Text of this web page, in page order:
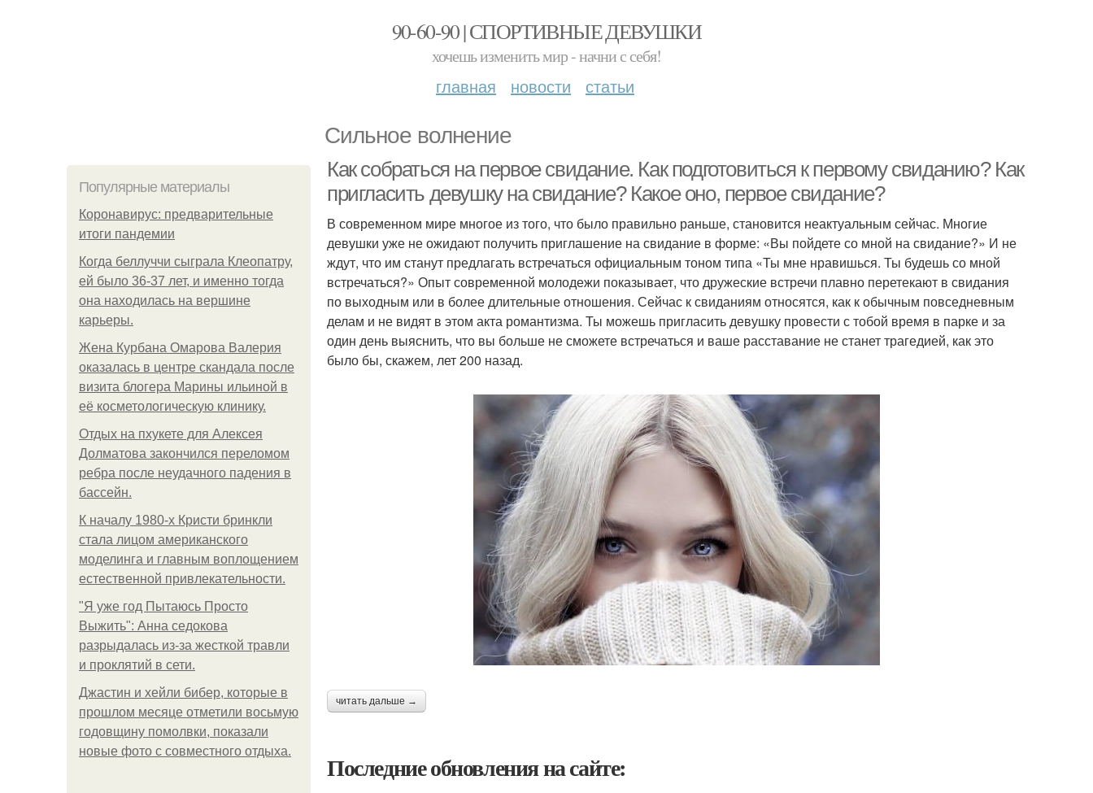
90-60-90 | СПОРТИВНЫЕ ДЕВУШКИ
хочешь изменить мир - начни с себя!
главная новости статьи
Сильное волнение
Популярные материалы
Коронавирус: предварительные
итоги пандемии
Когда беллуччи сыграла Клеопатру,
ей было 36-37 лет, и именно тогда
она находилась на вершине
карьеры.
Жена Курбана Омарова Валерия
оказалась в центре скандала после
визита блогера Марины ильиной в
её косметологическую клинику.
Отдых на пхукете для Алексея
Долматова закончился переломом
ребра после неудачного падения в
бассейн.
К началу 1980-х Кристи бринкли
стала лицом американского
моделинга и главным воплощением
естественной привлекательности.
"Я уже год Пытаюсь Просто
Выжить": Анна седокова
разрыдалась из-за жесткой травли
и проклятий в сети.
Джастин и хейли бибер, которые в
прошлом месяце отметили восьмую
годовщину помолвки, показали
новые фото с совместного отдыха.
Как собраться на первое свидание. Как подготовиться к первому свиданию? Как
пригласить девушку на свидание? Какое оно, первое свидание?
В современном мире многое из того, что было правильно раньше, становится неактуальным сейчас. Многие
девушки уже не ожидают получить приглашение на свидание в форме: «Вы пойдете со мной на свидание?» И не
ждут, что им станут предлагать встречаться официальным тоном типа «Ты мне нравишься. Ты будешь со мной
встречаться?» Опыт современной молодежи показывает, что дружеские встречи плавно перетекают в свидания
по выходным или в более длительные отношения. Сейчас к свиданиям относятся, как к обычным повседневным
делам и не видят в этом акта романтизма. Ты можешь пригласить девушку провести с тобой время в парке и за
один день выяснить, что вы больше не сможете встречаться и ваше расставание не станет трагедией, как это
было бы, скажем, лет 200 назад.
читать дальше →
Последние обновления на сайте: